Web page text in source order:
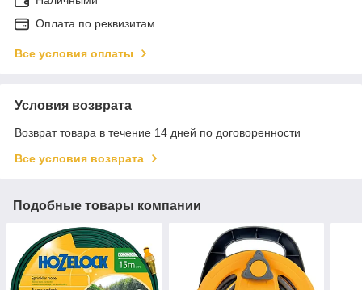
Оплата по реквизитам
Все условия оплаты
Условия возврата
Возврат товара в течение 14 дней по договоренности
Все условия возврата
Подобные товары компании